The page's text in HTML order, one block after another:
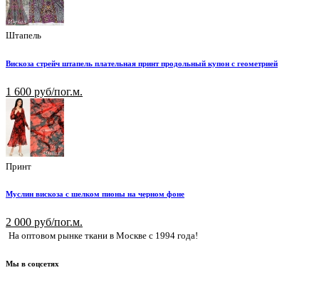
Штапель
Вискоза стрейч штапель плательная принт продольный купон с геометрией
1 600 руб/пог.м.
Принт
Муслин вискоза с шелком пионы на черном фоне
2 000 руб/пог.м.
На оптовом рынке ткани в Москве с 1994 года!
Мы в соцсетях